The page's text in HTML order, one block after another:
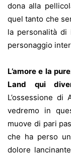
dona alla
quel tanto che
la personalità di
personaggio
L’amore e la
Land qui
L’ossessione
vedremo in
muove di pari
che ha perso
dolore